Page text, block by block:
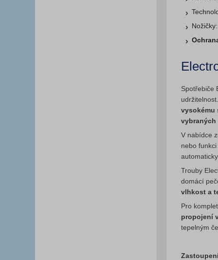
Spotřebiče
vysokému
vybraných
V nabídce
nebo
Trouby
domácí
vlhkost a
Pro
propojení
tepelným